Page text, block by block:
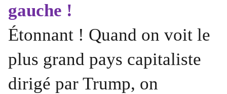
gauche !
Étonnant ! Quand on voit le
plus grand pays capitaliste
dirigé par Trump, on